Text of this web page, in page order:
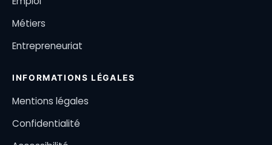
Métiers
Entrepreneuriat
INFORMATIONS LÉGALES
Mentions légales
Confidentialité